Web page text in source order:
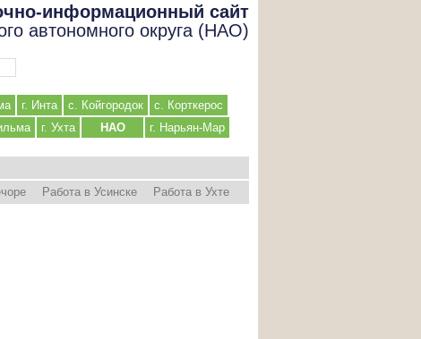
информационный сайт
автономного округа (НАО)
г. Инта с. Койгородок
с. Корткерос
г. Ухта НАО г. Нарьян-Мар
Работа в Усинске Работа в Ухте